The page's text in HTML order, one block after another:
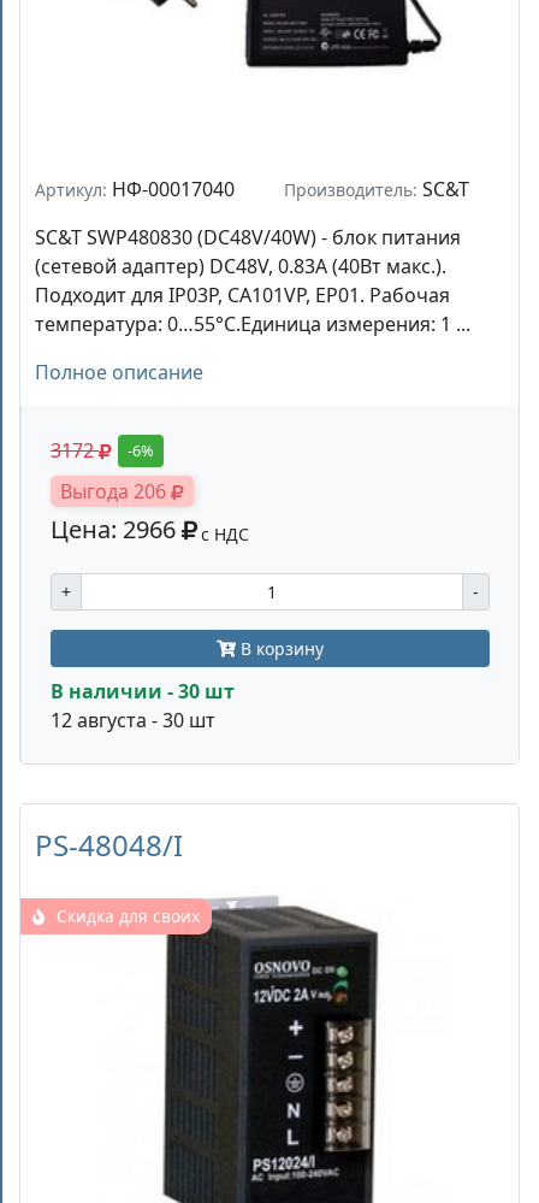
Артикул: НФ-00017040 Производитель: SC&T
SC&T SWP480830 (DC48V/40W) - блок питания
(сетевой адаптер) DC48V, 0.83A (40Вт макс.).
Подходит для IP03P, CA101VP, EP01. Рабочая
температура: 0…55°С.Единица измерения: 1 ...
Полное описание
3172 -6%
Выгода 206
Цена: 2966 с НДС
+ -
В корзину
В наличии - 30 шт
12 августа - 30 шт
PS-48048/I
Скидка для своих